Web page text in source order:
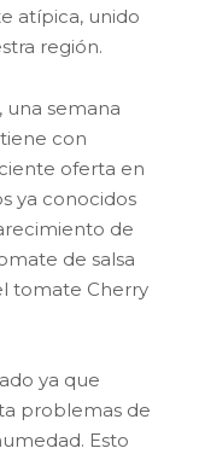
atípica, unido
región.
una semana
con
oferta en
ya conocidos
de
de salsa
tomate Cherry
ya que
problemas de
Esto